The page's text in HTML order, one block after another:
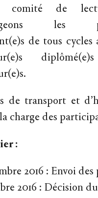
de
les
de tous cycles
de transport et
charge des
:
2016 : Envoi
2016 : Décision